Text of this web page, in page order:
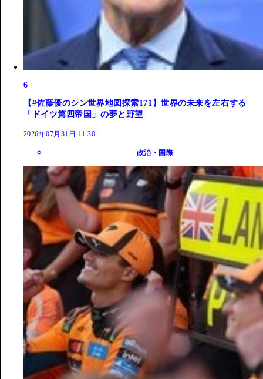
6
【#佐藤優のシン世界地図探索171】世界の未来を左右する
「ドイツ第四帝国」の夢と野望
2026年07月31日 11:30
政治・国際